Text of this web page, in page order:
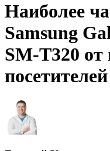
Наиболее
Samsung
SM-T320
посетителей